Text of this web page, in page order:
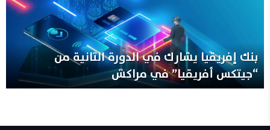
بنك إفريقيا يشارك في الدورة الثانية من
“جيتكس أفريقيا” في مراكش